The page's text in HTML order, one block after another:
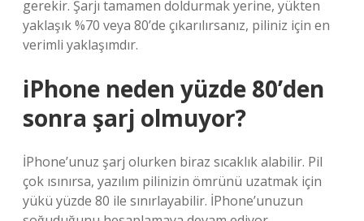
gerekir. Şarjı tamamen doldurmak yerine, yükten
yaklaşık %70 veya 80’de çıkarılırsanız, piliniz için en
verimli yaklaşımdır.
iPhone neden yüzde 80’den
sonra şarj olmuyor?
İPhone’unuz şarj olurken biraz sıcaklık alabilir. Pil
çok ısınırsa, yazılım pilinizin ömrünü uzatmak için
yükü yüzde 80 ile sınırlayabilir. İPhone’unuzun